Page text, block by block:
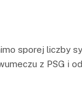
sporej liczby
z PSG i